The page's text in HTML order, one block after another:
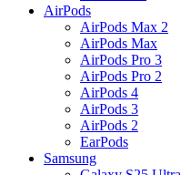
AirPods
AirPods Max 2
AirPods Max
AirPods Pro 3
AirPods Pro 2
AirPods 4
AirPods 3
AirPods 2
EarPods
Samsung